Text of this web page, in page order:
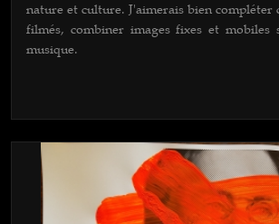
nature et culture. J'aimerais bien compléter
filmés, combiner images fixes et
musique.